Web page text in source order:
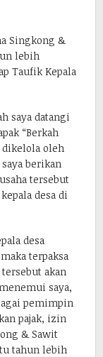
Singkong &
lebih
Taufik Kepala
saya datangi
“Berkah
dikelola oleh
berikan
tersebut
desa di
desa
terpaksa
akan
saya,
pemimpin
pajak, izin
& Sawit
tahun lebih